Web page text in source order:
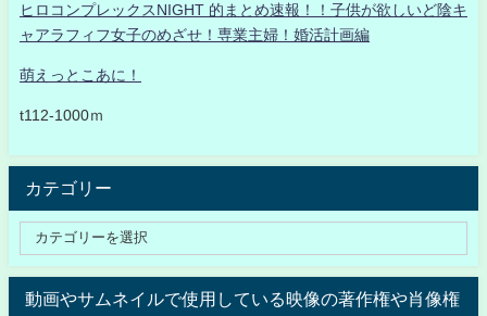
ヒロコンプレックスNIGHT 的まとめ速報！！子供が欲しいど陰キ
ャアラフィフ女子のめざせ！専業主婦！婚活計画編
萌えっとこあに！
t112-1000ｍ
カテゴリー
動画やサムネイルで使用している映像の著作権や肖像権